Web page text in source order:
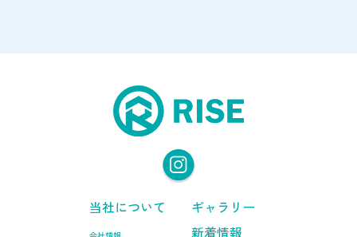
当社について
ギャラリー
新着情報